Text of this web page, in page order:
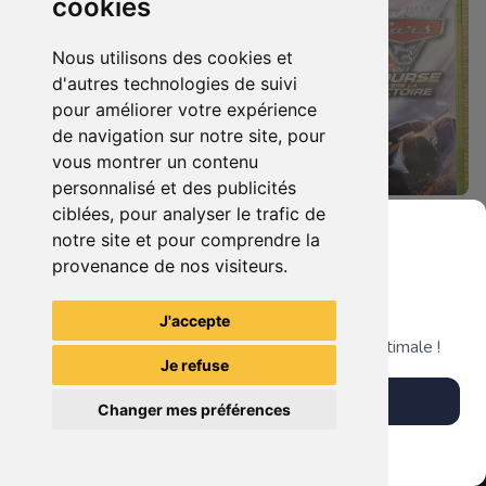
cookies
Nous utilisons des cookies et
d'autres technologies de suivi
pour améliorer votre expérience
de navigation sur notre site, pour
vous montrer un contenu
personnalisé et des publicités
ciblées, pour analyser le trafic de
notre site et pour comprendre la
provenance de nos visiteurs.
J'accepte
Je refuse
Changer mes préférences
19.90 € 0
Castlevania : Lords Of Shadow Xbox 360
19.90 €
TheGamingR83
Grenier du Geek
Télécharge notre app pour une expérience optimale !
Télécharger l'app